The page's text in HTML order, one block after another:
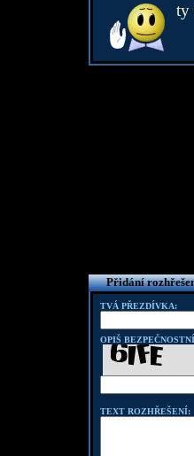
ty
Přidání
TVÁ PŘEZDÍVKA:
OPIŠ
TEXT ROZHŘEŠENÍ: